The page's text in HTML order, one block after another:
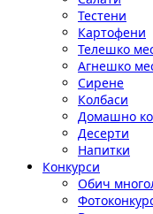
Тестени
Картофени
Телешко
Агнешко
Сирене
Колбаси
Домашно
Десерти
Напитки
Конкурси
Обич